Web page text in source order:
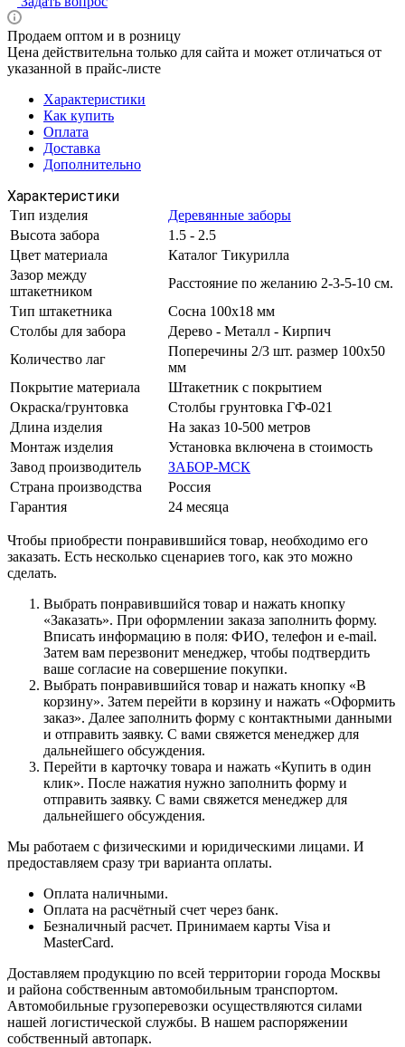
Продаем оптом и в розницу
Цена действительна только для сайта и может отличаться от
указанной в прайс-листе
Характеристики
Как купить
Оплата
Доставка
Дополнительно
Характеристики
Тип изделия
Деревянные заборы
Высота забора
1.5 - 2.5
Цвет материала
Каталог Тикурилла
Зазор между
штакетником
Расстояние по желанию 2-3-5-10 см.
Тип штакетника
Сосна 100х18 мм
Столбы для забора
Дерево - Металл - Кирпич
Количество лаг
Поперечины 2/3 шт. размер 100х50
мм
Покрытие материала
Штакетник с покрытием
Окраска/грунтовка
Столбы грунтовка ГФ-021
Длина изделия
На заказ 10-500 метров
Монтаж изделия
Установка включена в стоимость
Завод производитель
ЗАБОР-МСК
Страна производства
Россия
Гарантия
24 месяца
Чтобы приобрести понравившийся товар, необходимо его
заказать. Есть несколько сценариев того, как это можно
сделать.
Выбрать понравившийся товар и нажать кнопку
«Заказать». При оформлении заказа заполнить форму.
Вписать информацию в поля: ФИО, телефон и e-mail.
Затем вам перезвонит менеджер, чтобы подтвердить
ваше согласие на совершение покупки.
Выбрать понравившийся товар и нажать кнопку «В
корзину». Затем перейти в корзину и нажать «Оформить
заказ». Далее заполнить форму с контактными данными
и отправить заявку. С вами свяжется менеджер для
дальнейшего обсуждения.
Перейти в карточку товара и нажать «Купить в один
клик». После нажатия нужно заполнить форму и
отправить заявку. С вами свяжется менеджер для
дальнейшего обсуждения.
Мы работаем с физическими и юридическими лицами. И
предоставляем сразу три варианта оплаты.
Оплата наличными.
Оплата на расчётный счет через банк.
Безналичный расчет. Принимаем карты Visa и
MasterCard.
Доставляем продукцию по всей территории города Москвы
и района собственным автомобильным транспортом.
Автомобильные грузоперевозки осуществляются силами
нашей логистической службы. В нашем распоряжении
собственный автопарк.